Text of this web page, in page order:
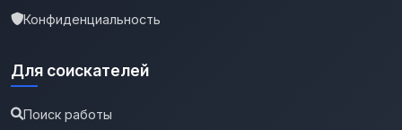
Конфиденциальность
Для соискателей
Поиск работы